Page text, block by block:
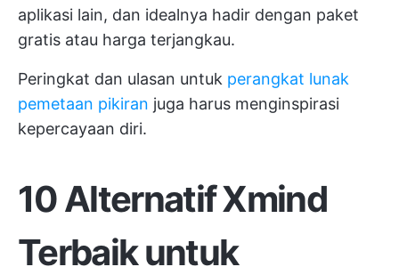
aplikasi lain, dan idealnya hadir dengan paket
gratis atau harga terjangkau.
Peringkat dan ulasan untuk perangkat lunak
pemetaan pikiran juga harus menginspirasi
kepercayaan diri.
10 Alternatif Xmind
Terbaik untuk